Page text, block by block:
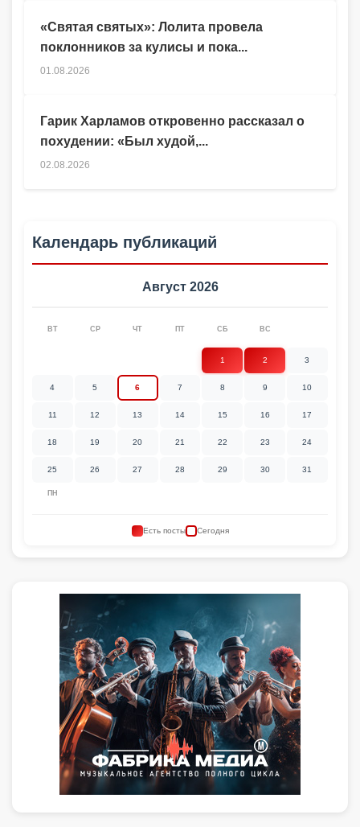
Гарик Харламов откровенно рассказал о
похудении: «Был худой,...
02.08.2026
«Святая святых»: Лолита провела
поклонников за кулисы и пока...
01.08.2026
Календарь публикаций
Август 2026
ПН
ВТ СР ЧТ ПТ СБ ВС
1 2 3
4 5 6 7 8 9 10
11 12 13 14 15 16 17
18 19 20 21 22 23 24
25 26 27 28 29 30 31
Есть посты Сегодня